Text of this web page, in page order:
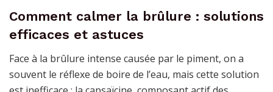
Comment calmer la brûlure : solutions
efficaces et astuces
Face à la brûlure intense causée par le piment, on a
souvent le réflexe de boire de l’eau, mais cette solution